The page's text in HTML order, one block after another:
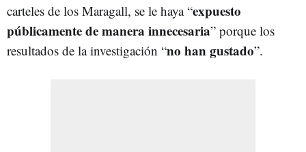
carteles de los Maragall, se le haya “expuesto
públicamente de manera innecesaria” porque los
resultados de la investigación “no han gustado”.